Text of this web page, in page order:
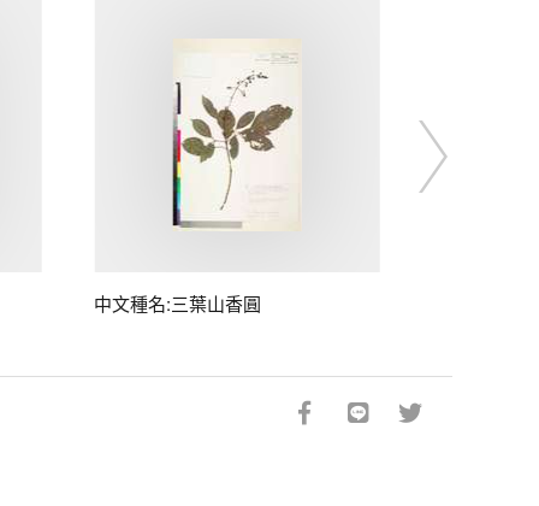
中文種名:三葉山香圓